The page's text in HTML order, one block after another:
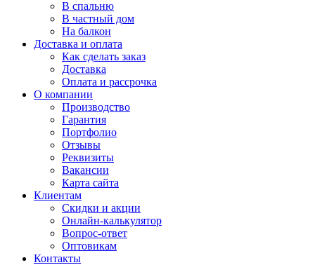
В спальню
В частный дом
На балкон
Доставка и оплата
Как сделать заказ
Доставка
Оплата и рассрочка
О компании
Производство
Гарантия
Портфолио
Отзывы
Реквизиты
Вакансии
Карта сайта
Клиентам
Скидки и акции
Онлайн-калькулятор
Вопрос-ответ
Оптовикам
Контакты